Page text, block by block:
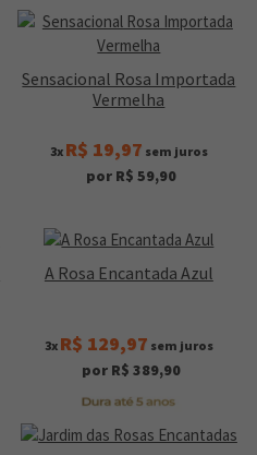
Sensacional Rosa Importada
Vermelha
3x R$ 19,97 sem juros
por R$ 59,90
A Rosa Encantada Azul
3x R$ 129,97 sem juros
por R$ 389,90